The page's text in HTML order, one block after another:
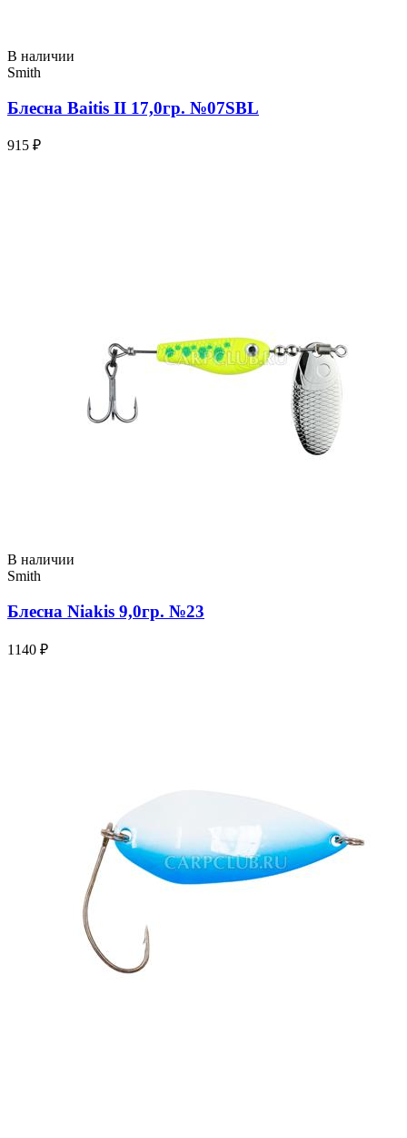
В наличии
Smith
Блесна Baitis II 17,0гр. №07SBL
915 ₽
В наличии
Smith
Блесна Niakis 9,0гр. №23
1140 ₽